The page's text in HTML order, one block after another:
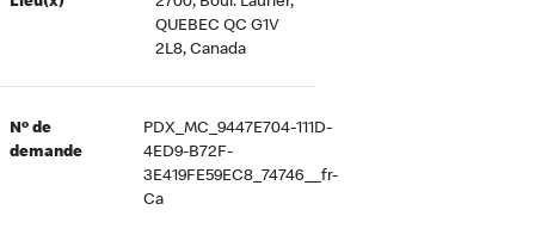
QUEBEC QC G1V
2L8, Canada
Nº de
demande
PDX_MC_9447E704-111D-
4ED9-B72F-
3E419FE59EC8_74746__fr-
Ca